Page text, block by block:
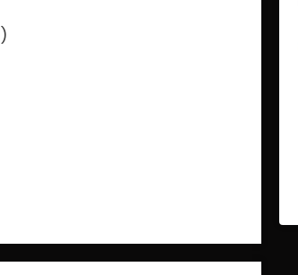
)